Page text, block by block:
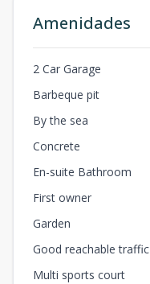
Amenidades
2 Car Garage
Barbeque pit
By the sea
Concrete
En-suite Bathroom
First owner
Garden
Good reachable traffic
Multi sports court